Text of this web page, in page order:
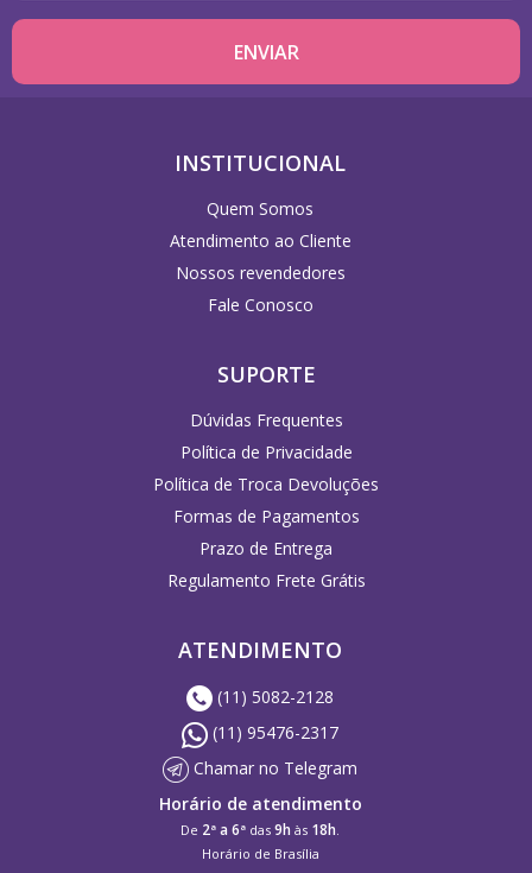
INSTITUCIONAL
Quem Somos
Atendimento ao Cliente
Nossos revendedores
Fale Conosco
SUPORTE
Dúvidas Frequentes
Política de Privacidade
Política de Troca Devoluções
Formas de Pagamentos
Prazo de Entrega
Regulamento Frete Grátis
ATENDIMENTO
(11) 5082-2128
(11) 95476-2317
Chamar no Telegram
Horário de atendimento
De 2ª a 6ª das 9h às 18h.
Horário de Brasília